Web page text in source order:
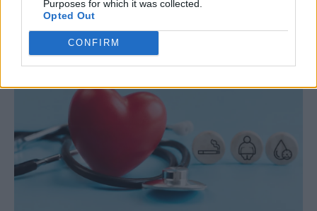
Purposes for which it was collected.
Opted Out
CONFIRM